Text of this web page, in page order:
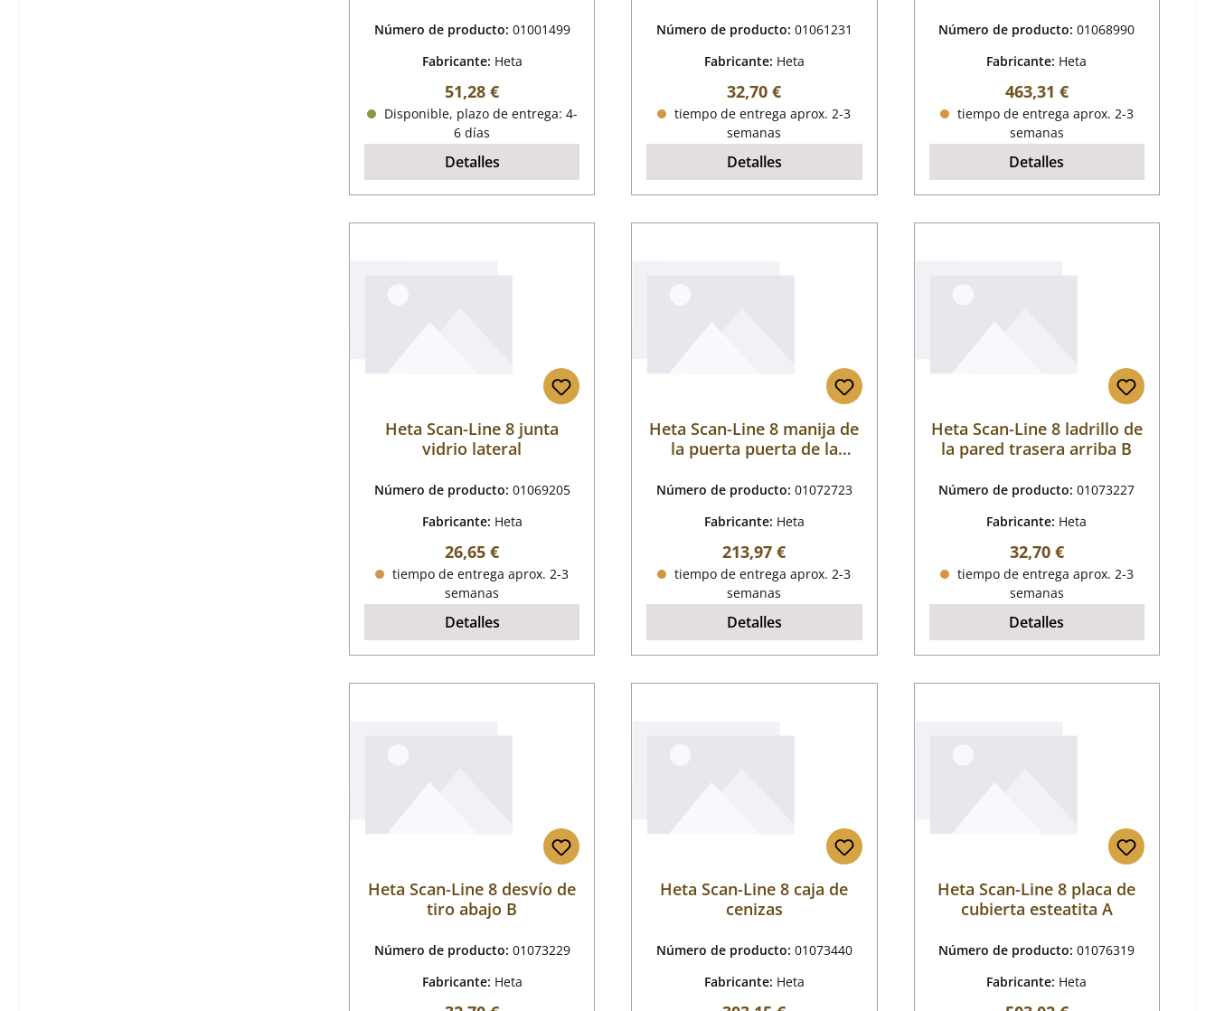
Número de producto: 01001499
Fabricante: Heta
Precio normal:
51,28 €
Disponible, plazo de entrega: 4-
6 días
Detalles
Número de producto: 01061231
Fabricante: Heta
Precio normal:
32,70 €
tiempo de entrega aprox. 2-3
semanas
Detalles
Número de producto:01068990
Fabricante: Heta
Precio normal:
463,31 €
tiempo de entrega aprox. 2-3
semanas
Detalles
Heta Scan-Line 8 junta
vidrio lateral
Número de producto: 01069205
Fabricante: Heta
Precio normal:
26,65 €
tiempo de entrega aprox. 2-3
semanas
Detalles
Heta Scan-Line 8 manija de
la puerta puerta de la
Número de producto: 01072723
Fabricante: Heta
Precio normal:
213,97 €
tiempo de entrega aprox. 2-3
semanas
Detalles
Heta Scan-Line 8 ladrillo de
la pared trasera arriba B
Número de producto:01073227
Fabricante: Heta
Precio normal:
32,70 €
tiempo de entrega aprox. 2-3
semanas
Detalles
Heta Scan-Line 8 desvío de
tiro abajo B
Número de producto: 01073229
Fabricante: Heta
Heta Scan-Line 8 caja de
cenizas
Número de producto: 01073440
Fabricante: Heta
Heta Scan-Line 8 placa de
cubierta esteatita A
Número de producto:01076319
Fabricante: Heta